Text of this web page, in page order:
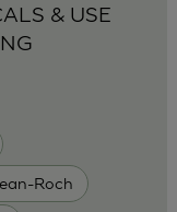
Roch
& USE